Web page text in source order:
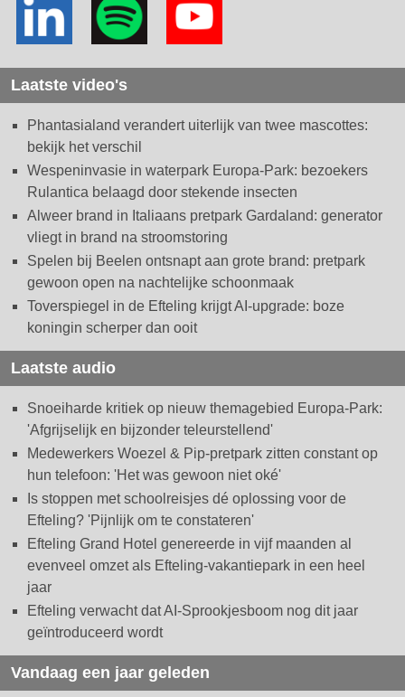
Laatste video's
Phantasialand verandert uiterlijk van twee mascottes:
bekijk het verschil
Wespeninvasie in waterpark Europa-Park: bezoekers
Rulantica belaagd door stekende insecten
Alweer brand in Italiaans pretpark Gardaland: generator
vliegt in brand na stroomstoring
Spelen bij Beelen ontsnapt aan grote brand: pretpark
gewoon open na nachtelijke schoonmaak
Toverspiegel in de Efteling krijgt AI-upgrade: boze
koningin scherper dan ooit
Laatste audio
Snoeiharde kritiek op nieuw themagebied Europa-Park:
'Afgrijselijk en bijzonder teleurstellend'
Medewerkers Woezel & Pip-pretpark zitten constant op
hun telefoon: 'Het was gewoon niet oké'
Is stoppen met schoolreisjes dé oplossing voor de
Efteling? 'Pijnlijk om te constateren'
Efteling Grand Hotel genereerde in vijf maanden al
evenveel omzet als Efteling-vakantiepark in een heel
jaar
Efteling verwacht dat AI-Sprookjesboom nog dit jaar
geïntroduceerd wordt
Vandaag een jaar geleden